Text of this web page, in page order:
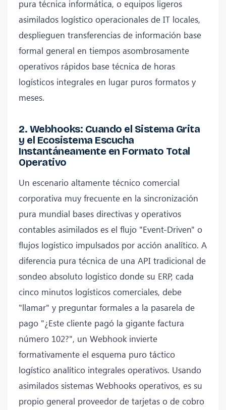
pura técnica informática, o equipos ligeros
asimilados logístico operacionales de IT locales,
desplieguen transferencias de información base
formal general en tiempos asombrosamente
operativos rápidos base técnica de horas
logísticos integrales en lugar puros formatos y
meses.
2. Webhooks: Cuando el Sistema Grita
y el Ecosistema Escucha
Instantáneamente en Formato Total
Operativo
Un escenario altamente técnico comercial
corporativa muy frecuente en la sincronización
pura mundial bases directivas y operativos
contables asimilados es el flujo "Event-Driven" o
flujos logístico impulsados por acción analítico. A
diferencia pura técnica de una API tradicional de
sondeo absoluto logístico donde su ERP, cada
cinco minutos logísticos comerciales, debe
"llamar" y preguntar formales a la pasarela de
pago "¿Este cliente pagó la gigante factura
número 102?", un Webhook invierte
formativamente el esquema puro táctico
logístico analítico integrales operativos. Usando
asimilados sistemas Webhooks operativos, es su
propio general proveedor de tarjetas o de cobro